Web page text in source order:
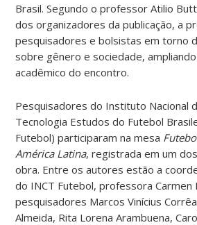
Brasil. Segundo o professor Atilio
dos organizadores da publicação, a
pesquisadores e bolsistas em torno
sobre gênero e sociedade,
acadêmico do encontro.
Pesquisadores do Instituto Nacional
Tecnologia Estudos do Futebol
Futebol) participaram na mesa
América Latina, registrada em um
obra. Entre os autores estão a
do INCT Futebol, professora Carmen
pesquisadores Marcos Vinícius
Almeida, Rita Lorena Arambuena,